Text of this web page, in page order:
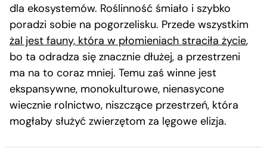
dla ekosystemów. Roślinność śmiało i szybko
poradzi sobie na pogorzelisku. Przede wszystkim
żal jest fauny, która w płomieniach straciła życie,
bo ta odradza się znacznie dłużej, a przestrzeni
ma na to coraz mniej. Temu zaś winne jest
ekspansywne, monokulturowe, nienasycone
wiecznie rolnictwo, niszczące przestrzeń, która
mogłaby służyć zwierzętom za lęgowe elizja.